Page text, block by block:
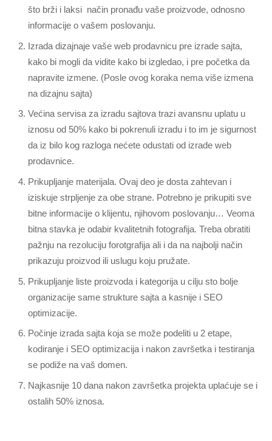
što brži i laksi način pronađu vaše proizvode, odnosno
informacije o vašem poslovanju.
Izrada dizajnaje vaše web prodavnicu pre izrade sajta,
kako bi mogli da vidite kako bi izgledao, i pre početka da
napravite izmene. (Posle ovog koraka nema više izmena
na dizajnu sajta)
Većina servisa za izradu sajtova trazi avansnu uplatu u
iznosu od 50% kako bi pokrenuli izradu i to im je sigurnost
da iz bilo kog razloga nećete odustati od izrade web
prodavnice.
Prikupljanje materijala. Ovaj deo je dosta zahtevan i
iziskuje strpljenje za obe strane. Potrebno je prikupiti sve
bitne informacije o klijentu, njihovom poslovanju… Veoma
bitna stavka je odabir kvalitetnih fotografija. Treba obratiti
pažnju na rezoluciju forotgrafija ali i da na najbolji način
prikazuju proizvod ili uslugu koju pružate.
Prikupljanje liste proizvoda i kategorija u cilju sto bolje
organizacije same strukture sajta a kasnije i SEO
optimizacije.
Počinje izrada sajta koja se može podeliti u 2 etape,
kodiranje i SEO optimizacija i nakon završetka i testiranja
se podiže na vaš domen.
Najkasnije 10 dana nakon završetka projekta uplaćuje se i
ostalih 50% iznosa.